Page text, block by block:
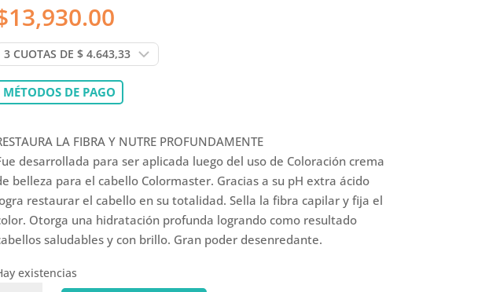
13,930.00
MÉTODOS DE PAGO
LA FIBRA Y NUTRE PROFUNDAMENTE
desarrollada para ser aplicada luego del uso de Coloración crema
belleza para el cabello Colormaster. Gracias a su pH extra ácido
restaurar el cabello en su totalidad. Sella la fibra capilar y fija el
Otorga una hidratación profunda logrando como resultado
saludables y con brillo. Gran poder desenredante.
existencias